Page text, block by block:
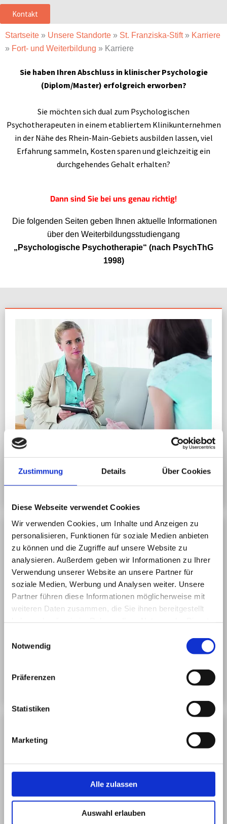
Zustimmung Details Über Cookies
Diese Webseite verwendet Cookies
Wir verwenden Cookies, um Inhalte und Anzeigen zu
personalisieren, Funktionen für soziale Medien anbieten
zu können und die Zugriffe auf unsere Website zu
analysieren. Außerdem geben wir Informationen zu Ihrer
Verwendung unserer Website an unsere Partner für
soziale Medien, Werbung und Analysen weiter. Unsere
Partner führen diese Informationen möglicherweise mit
weiteren Daten zusammen, die Sie ihnen bereitgestellt
Notwendig
Präferenzen
Statistiken
Marketing
Alle zulassen
Auswahl erlauben
Kontakt
Startseite » Unsere Standorte » St. Franziska-Stift» Karriere
» Fort- und Weiterbildung » Karriere
Sie haben Ihren Abschluss in klinischer Psychologie
(Diplom/Master) erfolgreich erworben?
Sie möchten sich dual zum Psychologischen
Psychotherapeuten in einem etabliertem Klinikunternehmen
in der Nähe des Rhein-Main-Gebiets ausbilden lassen, viel
Erfahrung sammeln, Kosten sparen und gleichzeitig ein
durchgehendes Gehalt erhalten?
Dann sind Sie bei uns genau richtig!
Die folgenden Seiten geben Ihnen aktuelle Informationen
über den Weiterbildungsstudiengang
„Psychologische Psychotherapie“ (nach PsychThG
1998)
Ausbildung zum Psychotheropeuten (PIA)